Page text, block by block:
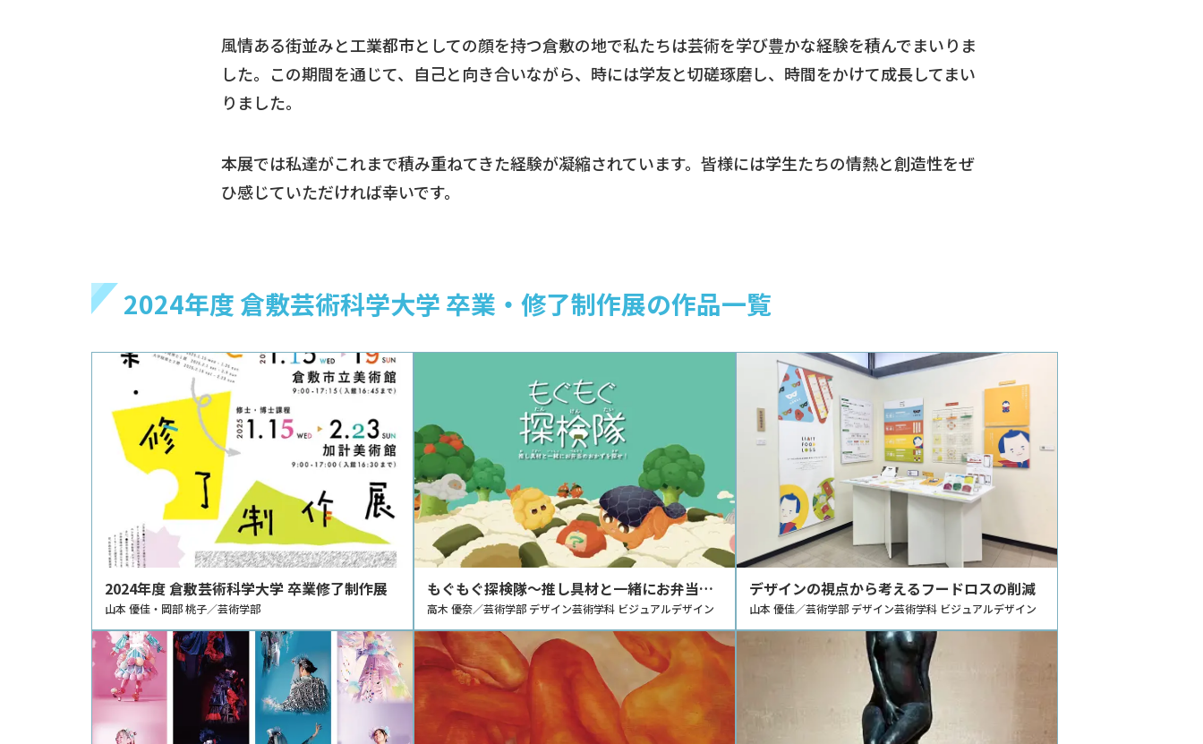
風情ある街並みと工業都市としての顔を持つ倉敷の地で私たちは芸術を学び豊かな経験を積んでまいりま
した。この期間を通じて、自己と向き合いながら、時には学友と切磋琢磨し、時間をかけて成長してまい
りました。
本展では私達がこれまで積み重ねてきた経験が凝縮されています。皆様には学生たちの情熱と創造性をぜ
ひ感じていただければ幸いです。
2024年度 倉敷芸術科学大学 卒業・修了制作展の作品一覧
2024年度 倉敷芸術科学大学 卒業修了制作展
山本 優佳・岡部 桃子／芸術学部
もぐもぐ探検隊〜推し具材と一緒にお弁当の
おかずを探せ！〜
高木 優奈／芸術学部 デザイン芸術学科 ビジュアルデザイン
デザインの視点から考えるフードロスの削減
山本 優佳／芸術学部 デザイン芸術学科 ビジュアルデザイン